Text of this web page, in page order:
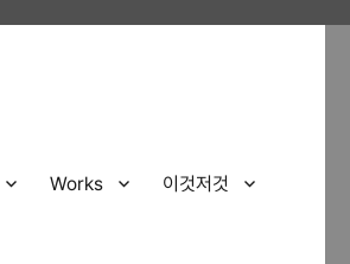
Works 이것저것